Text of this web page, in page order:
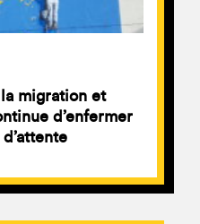
migration et
d’enfermer